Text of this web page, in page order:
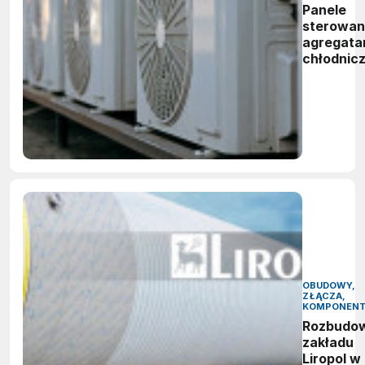
Panele
OBUDOWY,
ZŁĄCZA,
zakładu
Liropol w